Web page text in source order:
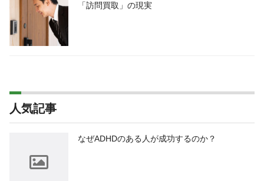
「訪問買取」の現実
人気記事
なぜADHDのある人が成功するのか？